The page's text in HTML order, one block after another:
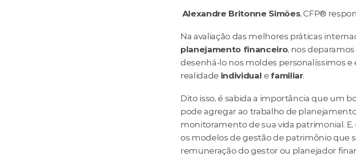
Alexandre Britonne Simões, CFP®
planejamento financeiro, nos
desenhá-lo nos moldes personalíssimos e
realidade individual e familiar.
Dito isso, é sabida a importância que um
pode agregar ao trabalho de
monitoramento de sua vida patrimonial.
os modelos de gestão de patrimônio que
remuneração do gestor ou planejador